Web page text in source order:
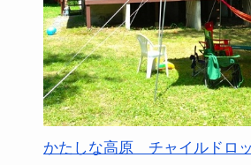
かたしな高原 チャイルドロ